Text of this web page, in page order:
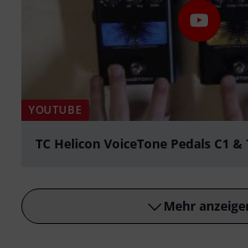
YOUTUBE
TC Helicon VoiceTone Pedals C1 &
Mehr